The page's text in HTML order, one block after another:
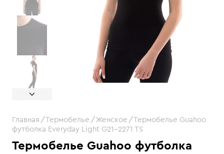
Термобелье Guahoo футболка
Главная Термобелье Женское
Термобелье Guahoo
футболка Everyday Light G21-2271 TS